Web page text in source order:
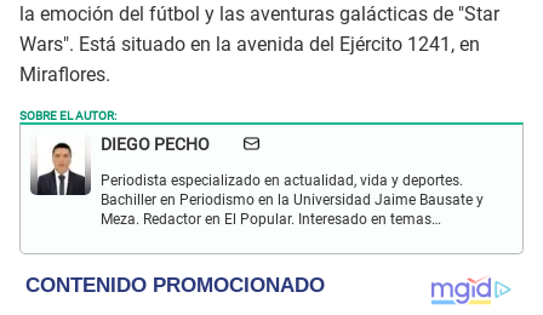
la emoción del fútbol y las aventuras galácticas de "Star
Wars". Está situado en la avenida del Ejército 1241, en
Miraflores.
SOBRE EL AUTOR:
DIEGO PECHO
Periodista especializado en actualidad, vida y deportes.
Bachiller en Periodismo en la Universidad Jaime Bausate y
Meza. Redactor en El Popular. Interesado en temas
internacional, trucos caseros y educación.